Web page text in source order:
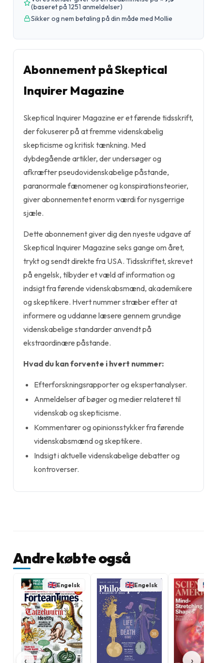
(baseret på 1251 anmeldelser)
Sikker og nem betaling på din måde med Mollie
Abonnement på Skeptical
Inquirer Magazine
Skeptical Inquirer Magazine er et førende tidsskrift,
der fokuserer på at fremme videnskabelig
skepticisme og kritisk tænkning. Med
dybdegående artikler, der undersøger og
afkræfter pseudovidenskabelige påstande,
paranormale fænomener og konspirationsteorier,
giver abonnementet enorm værdi for nysgerrige
sjæle.
Dette abonnement giver dig den nyeste udgave af
Skeptical Inquirer Magazine seks gange om året,
trykt og sendt direkte fra USA. Tidsskriftet, skrevet
på engelsk, tilbyder et væld af information og
indsigt fra førende videnskabsmænd, akademikere
og skeptikere. Hvert nummer stræber efter at
informere og uddanne læsere gennem grundige
videnskabelige standarder anvendt på
ekstraordinære påstande.
Hvad du kan forvente i hvert nummer:
Efterforskningsrapporter og ekspertanalyser.
Anmeldelser af bøger og medier relateret til
videnskab og skepticisme.
Kommentarer og opinionsstykker fra førende
videnskabsmænd og skeptikere.
Indsigt i aktuelle videnskabelige debatter og
kontroverser.
Andre købte også
‹
Engelsk Engelsk
›